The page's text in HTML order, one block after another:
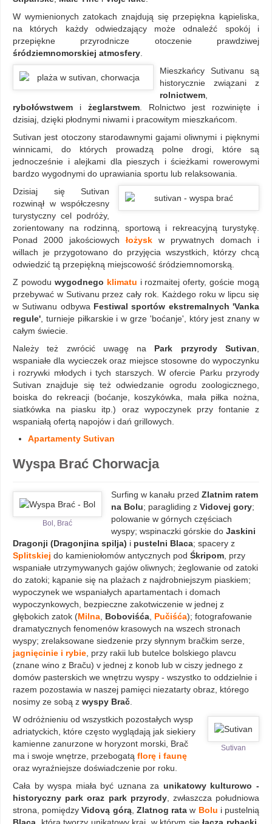
W wymienionych zatokach znajdują się przepiękna kąpieliska,
na których każdy odwiedzający może odnaleźć spokój i
przepiękne przyrodnicze otoczenie prawdziwej
śródziemnomorskiej atmosfery
Mieszkańcy Sutivanu są
historycznie związani z
rolnictwem
rybołówstwem i żeglarstwem. Rolnictwo jest rozwinięte i
dzisiaj, dzięki płodnymi niwami i pracowitym mieszkańcom.
Sutivan jest otoczony starodawnymi gajami oliwnymi i pięknymi
winnicami, do których prowadzą polne drogi, które są
jednocześnie i alejkami dla pieszych i ścieżkami rowerowymi
bardzo wygodnymi do uprawiania sportu lub relaksowania.
Dzisiaj się Sutivan
rozwinął w współczesny
turystyczny cel podróży,
zorientowany na rodzinną, sportową i rekreacyjną turystykę.
Ponad 2000 jakościowych łożysk w prywatnych domach i
willach je przygotowano do przyjęcia wszystkich, którzy chcą
odwiedzić tą przepiękną miejscowość śródziemnomorską.
Z powodu wygodnego klimatu i rozmaitej oferty, goście mogą
przebywać w Sutivanu przez cały rok. Każdego roku w lipcu się
w Sutiwanu odbywa Festiwal sportów ekstremalnych 'Vanka
regule' , turnieje piłkarskie i w grze 'boćanje', który jest znany w
całym świecie.
Należy też zwrócić uwagę na Park przyrody Sutivan
wspaniałe dla wycieczek oraz miejsce stosowne do wypoczynku
i rozrywki młodych i tych starszych. W ofercie Parku przyrody
Sutivan znajduje się też odwiedzanie ogrodu zoologicznego,
boiska do rekreacji (boćanje, koszykówka, mała piłka nożna,
siatkówka na piasku itp.) oraz wypoczynek przy fontanie z
wspaniałą ofertą napojów i dań grillowych.
Apartamenty Sutivan
Wyspa Brać Chorwacja
Bol, Brać
Surfing w kanału przed Zlatnim ratem
na Bolu; paragliding z Vidovej gory;
polowanie w górnych częściach
wyspy; wspinaczki górskie do Jaskini
Dragonji (Dragonjina spilja) i pustelni Blaca; spacery z
Splitskiej do kamieniołomów antycznych pod Śkripom , przy
wspaniałe utrzymywanych gajów oliwnych; żeglowanie od zatoki
do zatoki; kąpanie się na plażach z najdrobniejszym piaskiem;
wypoczynek we wspaniałych apartamentach i domach
wypoczynkowych, bezpieczne zakotwiczenie w jednej z
głębokich zatok (Milna Boboviśća Pučiśća); fotografowanie
dramatycznych fenomenów krasowych na wszech stronach
wyspy; zrelaksowane siedzenie przy słynnym bračkim serze,
jagnięcinie i rybie , przy rakii lub butelce bolskiego plavcu
(znane wino z Braču) v jednej z konob lub w ciszy jednego z
domów pasterskich we wnętrzu wyspy - wszystko to oddzielnie i
razem pozostawia w naszej pamięci niezatarty obraz, którego
nosimy ze sobą z wyspy Brač
Sutivan
W odróżnieniu od wszystkich pozostałych wysp
adriatyckich, które często wyglądają jak siekiery
kamienne zanurzone w horyzont morski, Brač
ma i swoje wnętrze, przebogatą florę i faunę
oraz wyraźniejsze doświadczenie por roku.
Cała by wyspa miała być uznana za unikatowy kulturowo -
historyczny park oraz park przyrody, zwłaszcza południowa
strona, pomiędzyVidovą górą, Zlatnog rata w Bolu i pustelnią